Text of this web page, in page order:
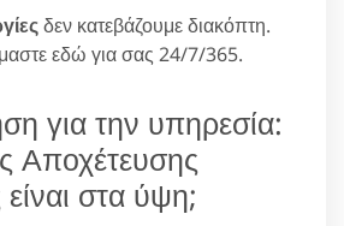
δεν κατεβάζουμε διακόπτη.
εδώ για σας 24/7/365.
για την υπηρεσία:
Αποχέτευσης
στα ύψη;